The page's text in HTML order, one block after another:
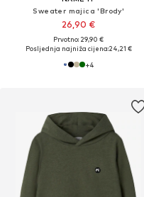
Sweater majica 'Brody'
26,90 €
Prvotno: 29,90 €
Posljednja najniža cijena:24,21 €
+4